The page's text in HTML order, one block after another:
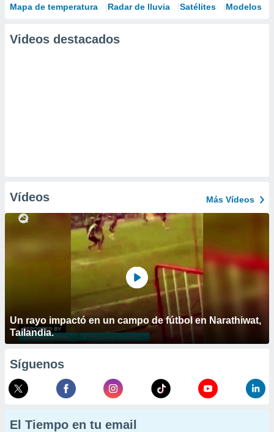
Mapa de temperatura Radar de lluvia Satélites Modelos
Videos destacados
Vídeos Más Vídeos
Un rayo impactó en un campo de fútbol en Narathiwat,
Tailandia.
Síguenos
El Tiempo en tu email